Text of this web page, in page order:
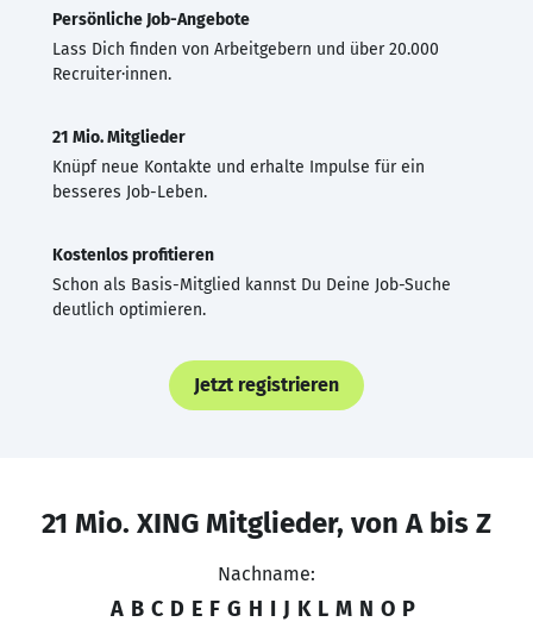
Persönliche Job-Angebote
Lass Dich finden von Arbeitgebern und über 20.000
Recruiter·innen.
21 Mio. Mitglieder
Knüpf neue Kontakte und erhalte Impulse für ein
besseres Job-Leben.
Kostenlos profitieren
Schon als Basis-Mitglied kannst Du Deine Job-Suche
deutlich optimieren.
Jetzt registrieren
21 Mio. XING Mitglieder, von A bis Z
Nachname:
A B C D E F G H I J K L M N O P